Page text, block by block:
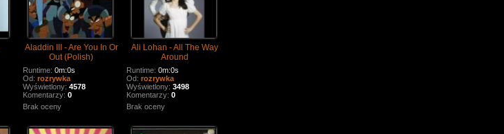
Aladdin III - Are You In Or
Out (Polish)
Runtime: 0m:0s
Od: rozrywka
Wyświetlony: 4578
Komentarzy: 0
Brak oceny
Ali Lohan - All The Way
Around
Runtime: 0m:0s
Od: rozrywka
Wyświetlony: 3498
Komentarzy: 0
Brak oceny